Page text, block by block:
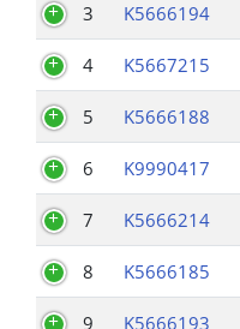
3 K5666194
4 K5667215
5 K5666188
6 K9990417
7 K5666214
8 K5666185
9 K5666193